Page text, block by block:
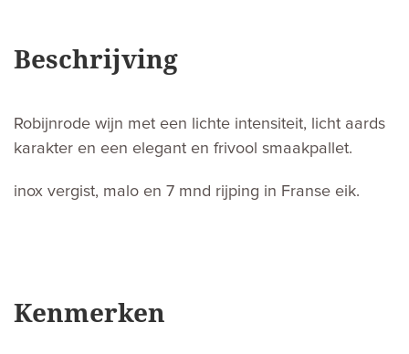
Beschrijving
Robijnrode wijn met een lichte intensiteit, licht aards
karakter en een elegant en frivool smaakpallet.
inox vergist, malo en 7 mnd rijping in Franse eik.
Kenmerken